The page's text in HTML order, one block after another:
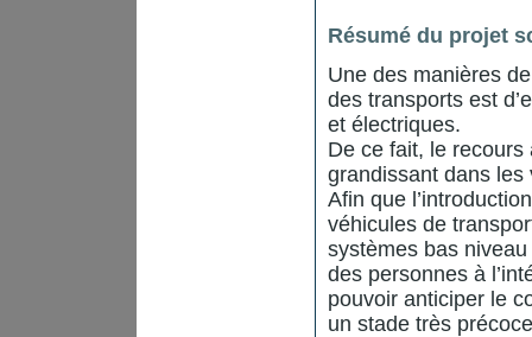
Résumé du projet
Une des manières
des transports est
et électriques.
De ce fait, le
grandissant dans
Afin que
véhicules de
systèmes bas niveau
des personnes à
pouvoir anticiper le
un stade très